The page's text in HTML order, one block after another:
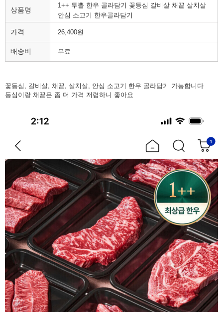
상품명
1++ 투뿔 한우 골라담기 꽃등심 갈비살 채끝 살치살
안심 소고기 한우골라담기
가격 26,400원
배송비 무료
꽃등심, 갈비살, 채끝, 살치살, 안심 소고기 한우 골라담기 가능합니다
등심이랑 채끝은 좀 더 가격 저렴하니 좋아요